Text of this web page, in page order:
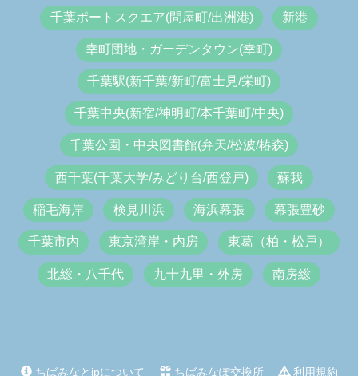
千葉ポートスクエア(問屋町/出洲港) 新港
幸町団地・ガーデンタウン(幸町)
千葉駅(新千葉/新町/富士見/栄町)
千葉中央(新宿/神明町/本千葉町/中央)
千葉公園・中央図書館(弁天/松波/椿森)
西千葉(千葉大学/みどり台/西登戸) 蘇我
稲毛海岸 検見川浜 海浜幕張 幕張豊砂
千葉市内 東京湾岸・内房 東葛（柏・松戸）
北総・八千代 九十九里・外房 南房総
ちばみなとjpについて ちばみなぽ交換所 利用規約